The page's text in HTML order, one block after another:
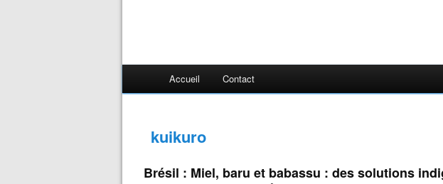
Accueil Contact
kuikuro
Brésil : Miel, baru et babassu : des solutions